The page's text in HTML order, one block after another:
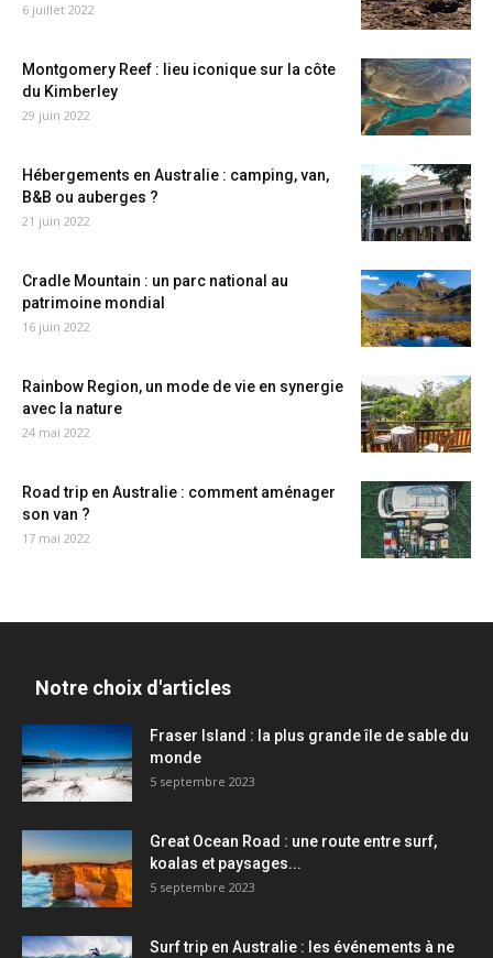
6 juillet 2022
Montgomery Reef : lieu iconique sur la côte
du Kimberley
29 juin 2022
Hébergements en Australie : camping, van,
B&B ou auberges ?
21 juin 2022
Cradle Mountain : un parc national au
patrimoine mondial
16 juin 2022
Rainbow Region, un mode de vie en synergie
avec la nature
24 mai 2022
Road trip en Australie : comment aménager
son van ?
17 mai 2022
Notre choix d'articles
Fraser Island : la plus grande île de sable du
monde
5 septembre 2023
Great Ocean Road : une route entre surf,
koalas et paysages...
5 septembre 2023
Surf trip en Australie : les événements à ne